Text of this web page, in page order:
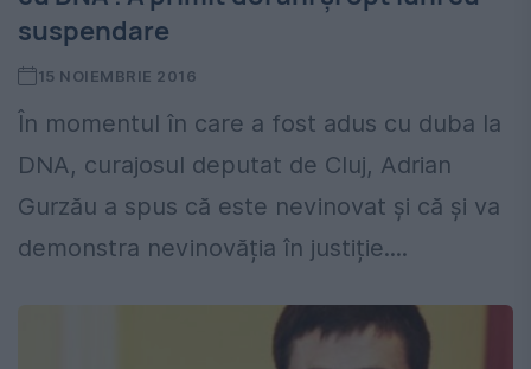
suspendare
15 NOIEMBRIE 2016
În momentul în care a fost adus cu duba la
DNA, curajosul deputat de Cluj, Adrian
Gurzău a spus că este nevinovat și că și va
demonstra nevinovăția în justiție....